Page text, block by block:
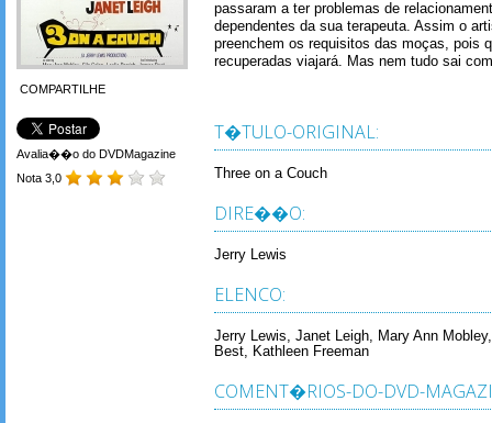
COMPARTILHE
Avalia��o do DVDMagazine
Nota 3,0
passaram a ter problemas de
dependentes da sua terapeuta. Assim o
preenchem os requisitos das moças, pois
recuperadas viajará. Mas nem tudo sai
T�TULO-ORIGINAL:
Three on a Couch
DIRE��O:
Jerry Lewis
ELENCO:
Jerry Lewis, Janet Leigh, Mary Ann
Best, Kathleen Freeman
COMENT�RIOS-DO-DVD-